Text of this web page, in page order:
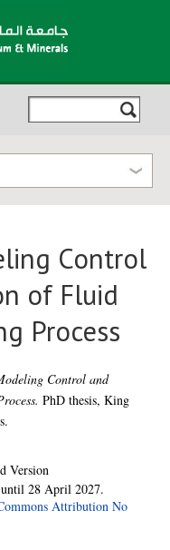
Control
of Fluid
Process
Control and
PhD thesis, King
Version
28 April 2027.
Attribution No